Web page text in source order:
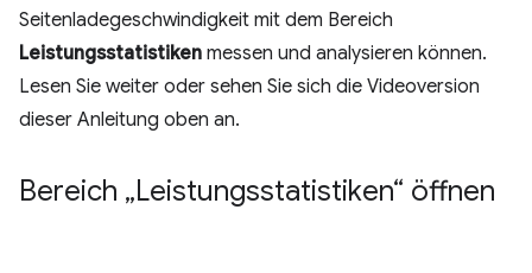
Seitenladegeschwindigkeit mit dem Bereich
Leistungsstatistiken messen und analysieren können.
Lesen Sie weiter oder sehen Sie sich die Videoversion
dieser Anleitung oben an.
Bereich „Leistungsstatistiken“ öffnen